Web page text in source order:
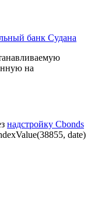
банк Судана
на
надстройку Cbonds
date)